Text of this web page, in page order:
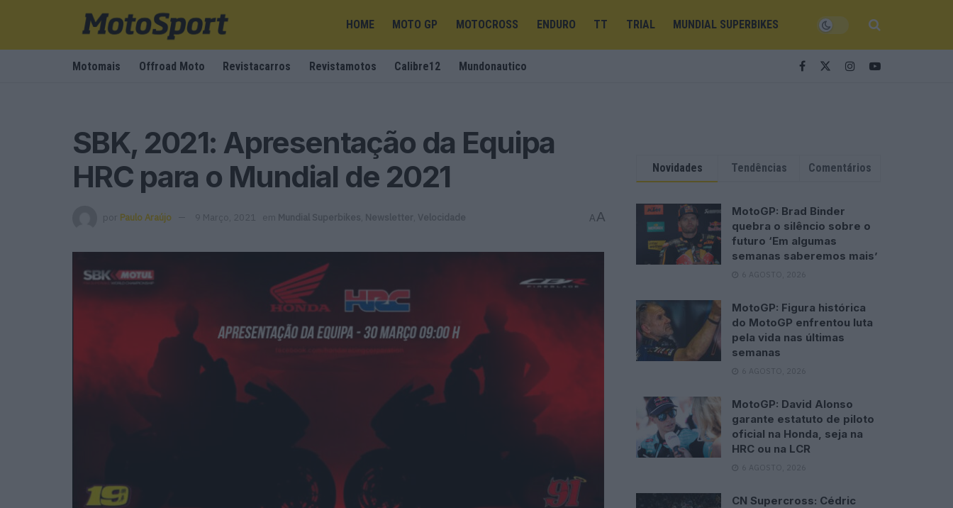
HOME MOTO GP MOTOCROSS ENDURO TT TRIAL MUNDIAL SUPERBIKES
Motomais Offroad Moto Revistacarros Revistamotos Calibre12 Mundonautico
SBK, 2021: Apresentação da Equipa
HRC para o Mundial de 2021
por Paulo Araújo 9 Março, 2021 em Mundial Superbikes Newsletter Velocidade AA
Novidades Tendências Comentários
MotoGP: Brad Binder
quebra o silêncio sobre o
futuro ‘Em algumas
semanas saberemos mais’
6 AGOSTO, 2026
MotoGP: Figura histórica
do MotoGP enfrentou luta
pela vida nas últimas
semanas
6 AGOSTO, 2026
MotoGP: David Alonso
garante estatuto de piloto
oficial na Honda, seja na
HRC ou na LCR
6 AGOSTO, 2026
CN Supercross: Cédric